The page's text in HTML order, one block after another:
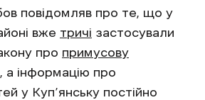
повідомляв про те, що у
вже тричі застосували
про примусову
, а інформацію про
у Куп’янську постійно